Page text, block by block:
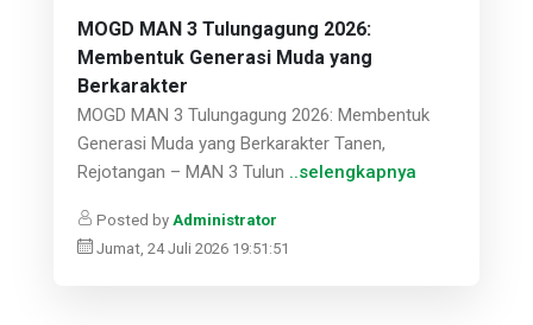
MOGD MAN 3 Tulungagung 2026:
Membentuk Generasi Muda yang
Berkarakter
MOGD MAN 3 Tulungagung 2026: Membentuk
Generasi Muda yang Berkarakter Tanen,
Rejotangan – MAN 3 Tulun ..selengkapnya
Posted by Administrator
Jumat, 24 Juli 2026 19:51:51